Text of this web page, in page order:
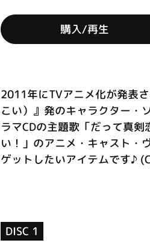
購入/再生
2011年にTVアニメ化が発表
こい）』発のキャラクター・
ラマCDの主題歌「だって真
い！」のアニメ・キャスト・
ゲットしたいアイテムです♪
DISC 1